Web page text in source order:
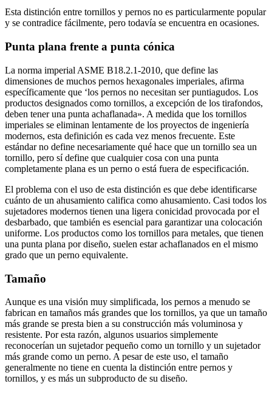
Esta distinción entre tornillos y pernos no es particularmente popular
y se contradice fácilmente, pero todavía se encuentra en ocasiones.
Punta plana frente a punta cónica
La norma imperial ASME B18.2.1-2010, que define las
dimensiones de muchos pernos hexagonales imperiales, afirma
específicamente que ‘los pernos no necesitan ser puntiagudos. Los
productos designados como tornillos, a excepción de los tirafondos,
deben tener una punta achaflanada». A medida que los tornillos
imperiales se eliminan lentamente de los proyectos de ingeniería
modernos, esta definición es cada vez menos frecuente. Este
estándar no define necesariamente qué hace que un tornillo sea un
tornillo, pero sí define que cualquier cosa con una punta
completamente plana es un perno o está fuera de especificación.
El problema con el uso de esta distinción es que debe identificarse
cuánto de un ahusamiento califica como ahusamiento. Casi todos los
sujetadores modernos tienen una ligera conicidad provocada por el
desbarbado, que también es esencial para garantizar una colocación
uniforme. Los productos como los tornillos para metales, que tienen
una punta plana por diseño, suelen estar achaflanados en el mismo
grado que un perno equivalente.
Tamaño
Aunque es una visión muy simplificada, los pernos a menudo se
fabrican en tamaños más grandes que los tornillos, ya que un tamaño
más grande se presta bien a su construcción más voluminosa y
resistente. Por esta razón, algunos usuarios simplemente
reconocerían un sujetador pequeño como un tornillo y un sujetador
más grande como un perno. A pesar de este uso, el tamaño
generalmente no tiene en cuenta la distinción entre pernos y
tornillos, y es más un subproducto de su diseño.